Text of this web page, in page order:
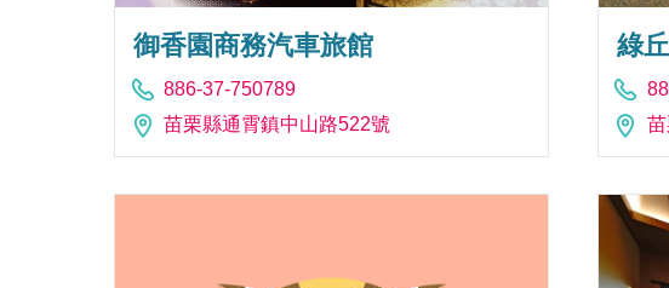
御香園商務汽車旅館
886-37-750789
苗栗縣通霄鎮中山路522號
綠